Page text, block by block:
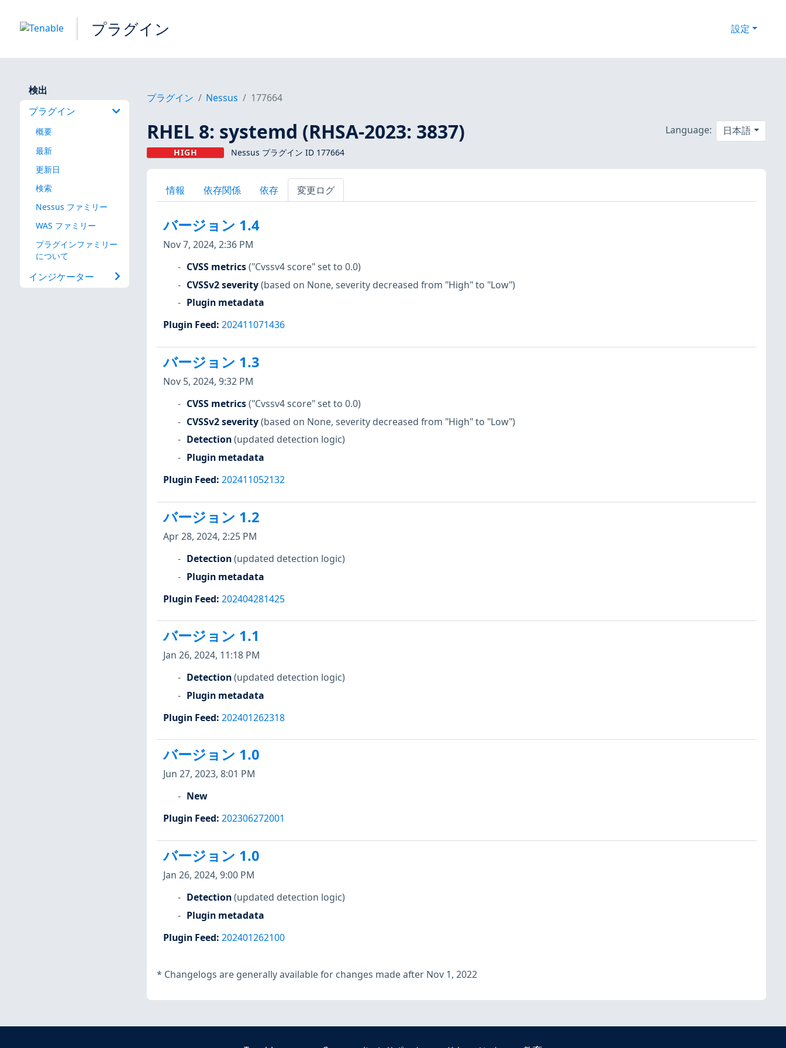
プラグイン 設定
検出
プラグイン
概要
最新
更新日
検索
Nessus ファミリー
WAS ファミリー
プラグインファミリー
について
インジケーター
プラグイン Nessus 177664
RHEL 8: systemd (RHSA-2023: 3837)
HIGH Nessus プラグイン ID 177664
Language: 日本語
情報 依存関係 依存 変更ログ
バージョン 1.4
Nov 7, 2024, 2:36 PM
CVSS metrics("Cvssv4 score" set to 0.0)
CVSSv2 severity(based on None, severity decreased from "High" to "Low")
Plugin metadata
Plugin Feed: 202411071436
バージョン 1.3
Nov 5, 2024, 9:32 PM
CVSS metrics("Cvssv4 score" set to 0.0)
CVSSv2 severity(based on None, severity decreased from "High" to "Low")
Detection(updated detection logic)
Plugin metadata
Plugin Feed: 202411052132
バージョン 1.2
Apr 28, 2024, 2:25 PM
Detection(updated detection logic)
Plugin metadata
Plugin Feed: 202404281425
バージョン 1.1
Jan 26, 2024, 11:18 PM
Detection(updated detection logic)
Plugin metadata
Plugin Feed: 202401262318
バージョン 1.0
Jun 27, 2023, 8:01 PM
New
Plugin Feed: 202306272001
バージョン 1.0
Jan 26, 2024, 9:00 PM
Detection(updated detection logic)
Plugin metadata
Plugin Feed: 202401262100
* Changelogs are generally available for changes made after Nov 1, 2022